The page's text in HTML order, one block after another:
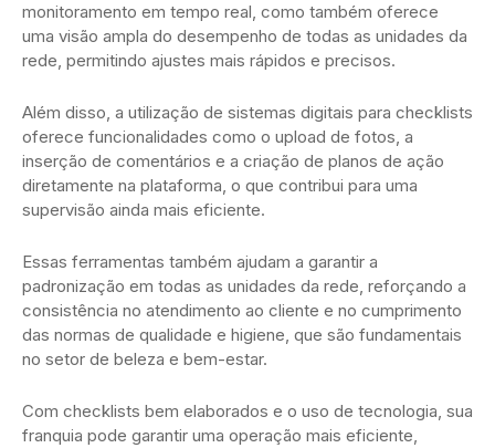
monitoramento em tempo real, como também oferece
uma visão ampla do desempenho de todas as unidades da
rede, permitindo ajustes mais rápidos e precisos.
Além disso, a utilização de sistemas digitais para checklists
oferece funcionalidades como o upload de fotos, a
inserção de comentários e a criação de planos de ação
diretamente na plataforma, o que contribui para uma
supervisão ainda mais eficiente.
Essas ferramentas também ajudam a garantir a
padronização em todas as unidades da rede, reforçando a
consistência no atendimento ao cliente e no cumprimento
das normas de qualidade e higiene, que são fundamentais
no setor de beleza e bem-estar.
Com checklists bem elaborados e o uso de tecnologia, sua
franquia pode garantir uma operação mais eficiente,